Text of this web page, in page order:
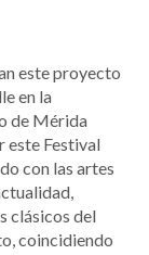
este proyecto
en la
de Mérida
este Festival
con las artes
clásicos del
coincidiendo